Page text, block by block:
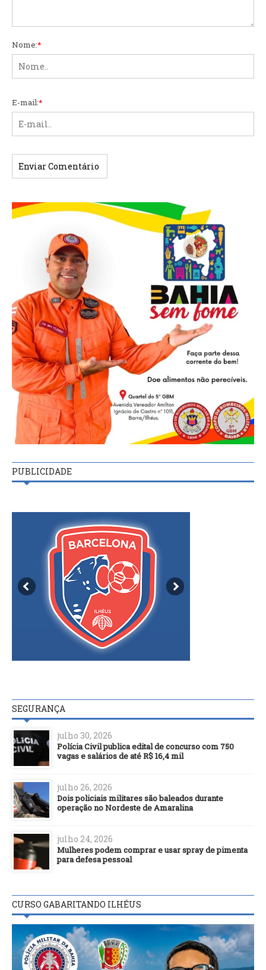
Nome:*
E-mail:*
PUBLICIDADE
SEGURANÇA
julho 30, 2026
Polícia Civil publica edital de concurso com 750
vagas e salários de até R$ 16,4 mil
julho 26, 2026
Dois policiais militares são baleados durante
operação no Nordeste de Amaralina
julho 24, 2026
Mulheres podem comprar e usar spray de pimenta
para defesa pessoal
CURSO GABARITANDO ILHÉUS